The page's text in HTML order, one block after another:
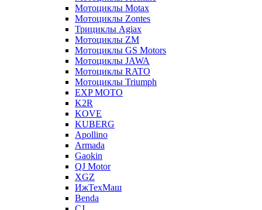
Мотоциклы Motax
Мотоциклы Zontes
Трициклы Agiax
Мотоциклы ZM
Мотоциклы GS Motors
Мотоциклы JAWA
Мотоциклы RATO
Мотоциклы Triumph
EXP MOTO
K2R
KOVE
KUBERG
Apollino
Armada
Gaokin
QJ Motor
XGZ
ИжТехМаш
Benda